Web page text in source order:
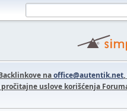
naoffice@autentik.net
uslove korišćenja